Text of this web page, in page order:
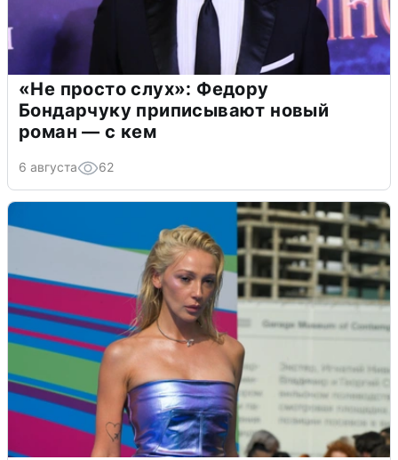
«Не просто слух»: Федору
Бондарчуку приписывают новый
роман — с кем
6 августа 62